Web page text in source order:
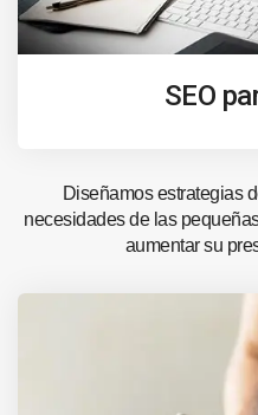
SEO
Diseñamos estrategias
necesidades de las
aumentar su